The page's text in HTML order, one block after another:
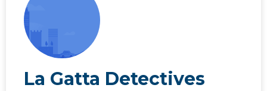
La Gatta Detectives